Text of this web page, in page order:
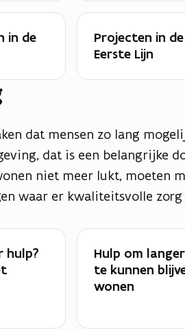
in de
Projecten in de
Eerste Lijn
dat mensen zo lang
dat is een belangrijke
niet meer lukt, moeten
waar er kwaliteitsvolle
hulp?
Hulp om
te kunnen
wonen